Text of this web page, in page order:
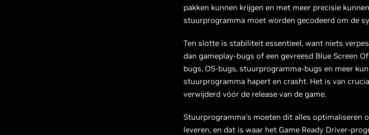
pakken kunnen krijgen en met meer precisie
stuurprogramma moet worden gecodeerd om de
Ten slotte is stabiliteit essentieel, want niets
dan gameplay-bugs of een gevreesd Blue Screen
bugs, OS-bugs, stuurprogramma-bugs en meer
stuurprogramma hapert en crasht. Het is van
verwijderd vóór de release van de game.
Stuurprogramma's moeten dit alles optimaliseren
leveren, en dat is waar het Game Ready Driver-